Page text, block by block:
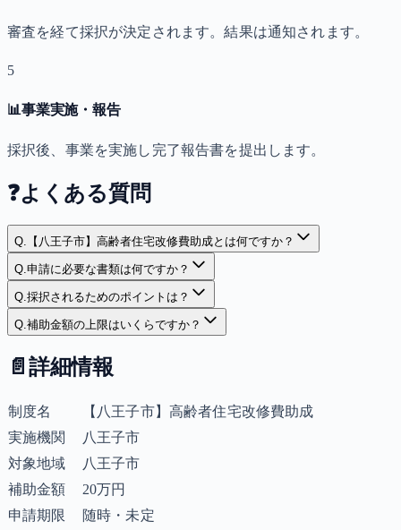
審査を経て採択が決定されます。結果は通知されます。
5
📊事業実施・報告
採択後、事業を実施し完了報告書を提出します。
❓よくある質問
Q. 【八王子市】高齢者住宅改修費助成とは何ですか？
Q.申請に必要な書類は何ですか？
Q.採択されるためのポイントは？
Q.補助金額の上限はいくらですか？
📄 詳細情報
制度名
【八王子市】高齢者住宅改修費助成
実施機関
八王子市
対象地域
八王子市
補助金額
20万円
申請期限
随時・未定